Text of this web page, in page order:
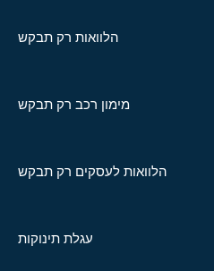
הלוואות רק תבקש
מימון רכב רק תבקש
הלוואות לעסקים רק תבקש
עגלת תינוקות